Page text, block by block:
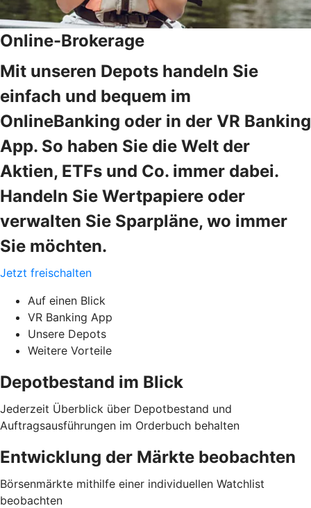
Online-Brokerage
Mit unseren Depots handeln Sie
einfach und bequem im
OnlineBanking oder in der VR Banking
App. So haben Sie die Welt der
Aktien, ETFs und Co. immer dabei.
Handeln Sie Wertpapiere oder
verwalten Sie Sparpläne, wo immer
Sie möchten.
Jetzt freischalten
Auf einen Blick
VR Banking App
Unsere Depots
Weitere Vorteile
Depotbestand im Blick
Jederzeit Überblick über Depotbestand und
Auftragsausführungen im Orderbuch behalten
Entwicklung der Märkte beobachten
Börsenmärkte mithilfe einer individuellen Watchlist
beobachten